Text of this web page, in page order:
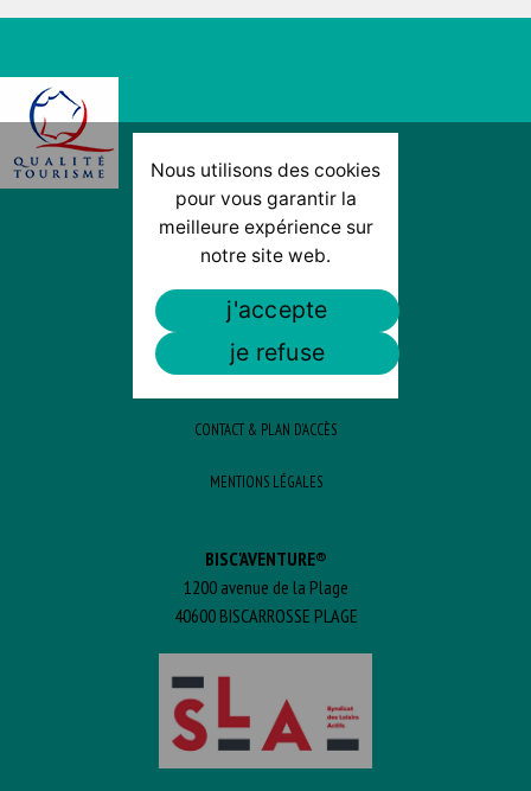
HORAIRES ET CALENDRIER
PLAN D’ACCÈS
ACTUS / PROMOS
CONTACT & PLAN D’ACCÈS
MENTIONS LÉGALES
BISC'AVENTURE®
1200 avenue de la Plage
40600 BISCARROSSE PLAGE
Nous utilisons des cookies
pour vous garantir la
meilleure expérience sur
notre site web.
j'accepte
je refuse